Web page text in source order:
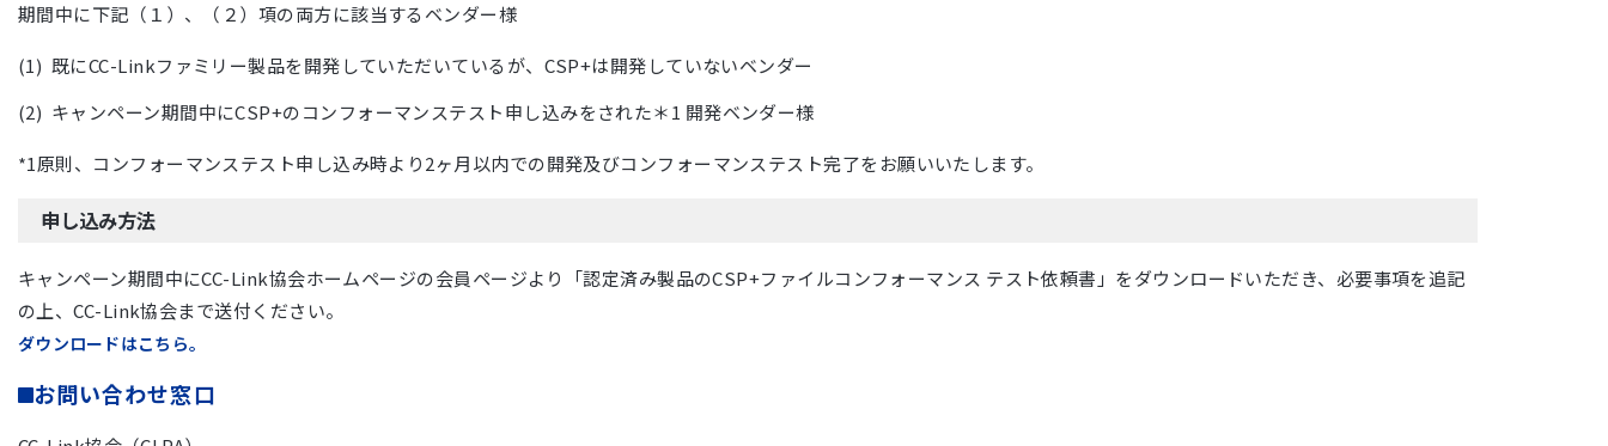
期間中に下記（１）、（２）項の両方に該当するベンダー様
既にCC-Linkファミリー製品を開発していただいているが、CSP+は開発していないベンダー
キャンペーン期間中にCSP+のコンフォーマンステスト申し込みをされた＊1 開発ベンダー様
原則、コンフォーマンステスト申し込み時より2ヶ月以内での開発及びコンフォーマンステスト完了をお願いいたします。
申し込み方法
キャンペーン期間中にCC-Link協会ホームページの会員ページより「認定済み製品のCSP+ファイルコンフォーマンス テスト依頼書」をダウンロードいただき、必要事項を追記
の上、CC-Link協会まで送付ください。
ダウンロードはこちら。
お問い合わせ窓口